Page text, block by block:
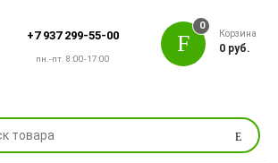
+7 937 299-55-00
пн.-пт. 8:00-17:00
Поиск
0
Корзина
0 руб.